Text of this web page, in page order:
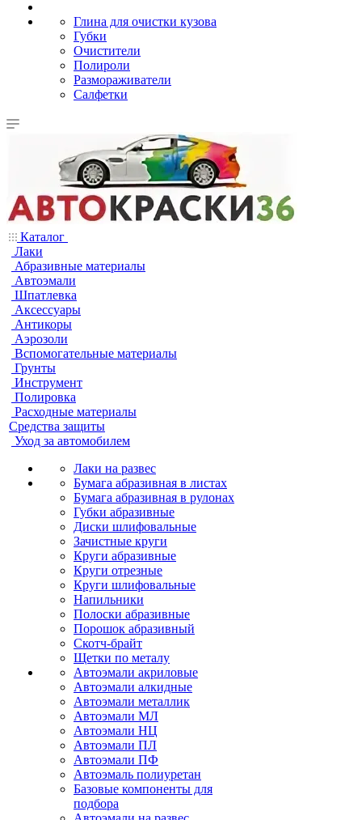
Глина для очистки кузова
Губки
Очистители
Полироли
Размораживатели
Салфетки
Каталог
Лаки
Абразивные материалы
Автоэмали
Шпатлевка
Аксессуары
Антикоры
Аэрозоли
Вспомогательные материалы
Грунты
Инструмент
Полировка
Расходные материалы
Средства защиты
Уход за автомобилем
Лаки на развес
Бумага абразивная в листах
Бумага абразивная в рулонах
Губки абразивные
Диски шлифовальные
Зачистные круги
Круги абразивные
Круги отрезные
Круги шлифовальные
Напильники
Полоски абразивные
Порошок абразивный
Скотч-брайт
Щетки по металу
Автоэмали акриловые
Автоэмали алкидные
Автоэмали металлик
Автоэмали МЛ
Автоэмали НЦ
Автоэмали ПЛ
Автоэмали ПФ
Автоэмаль полиуретан
Базовые компоненты для
подбора